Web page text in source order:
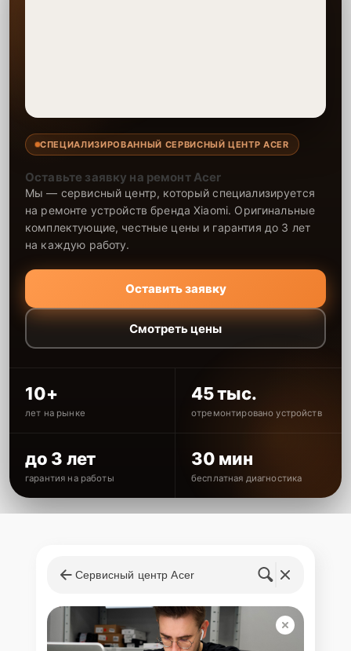
СПЕЦИАЛИЗИРОВАННЫЙ СЕРВИСНЫЙ ЦЕНТР ACER
Оставьте заявку на ремонт Acer
Мы — сервисный центр, который специализируется
на ремонте устройств бренда Xiaomi. Оригинальные
комплектующие, честные цены и гарантия до 3 лет
на каждую работу.
Оставить заявку
Смотреть цены
10+
лет на рынке
45 тыс.
отремонтировано устройств
до 3 лет
гарантия на работы
30 мин
бесплатная диагностика
Сервисный центр Acer